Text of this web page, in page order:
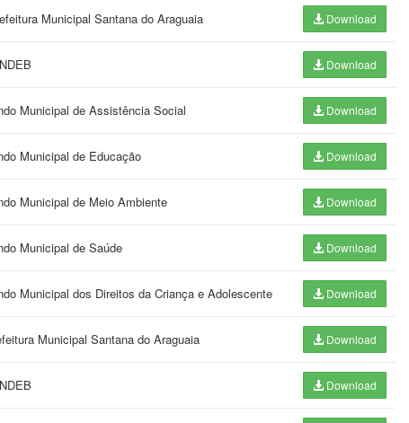
Municipal Santana do Araguaia Download
Download
Municipal de Assistência Social Download
Municipal de Educação Download
Municipal de Meio Ambiente Download
Municipal de Saúde Download
Municipal dos Direitos da Criança e Adolescente Download
Municipal Santana do Araguaia Download
Download